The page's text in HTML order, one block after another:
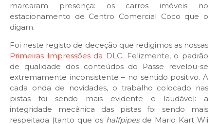
marcaram presença: os carros imóveis no
estacionamento de Centro Comercial Coco que o
digam.
Foi neste registo de deceção que redigimos as nossas
Primeiras Impressões da DLC. Felizmente, o padrão
de qualidade dos conteúdos do Passe revelou-se
extremamente inconsistente – no sentido positivo. A
cada onda de novidades, o trabalho colocado nas
pistas foi sendo mais evidente e laudável: a
integridade mecânica das pistas foi sendo mais
respeitada (tanto que os halfpipes de Mario Kart Wii